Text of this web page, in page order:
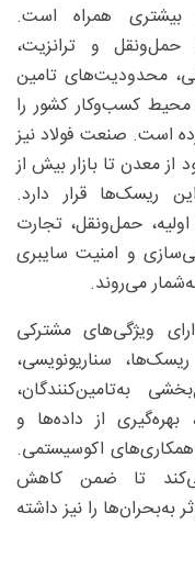
بیشتری همراه است.
و ترانزیت،
محدودیت‌های تامین
محیط کسب‌وکار کشور را
است. صنعت فولاد نیز
از معدن تا بازار بیش از
ریسک‌ها قرار دارد.
حمل‌ونقل، تجارت
و امنیت سایبری
می‌روند.
ویژگی‌های مشترکی
سناریونویسی،
به‌تامین‌کنندگان،
از داده‌ها و
اکوسیستمی.
تا ضمن کاهش
را نیز داشته